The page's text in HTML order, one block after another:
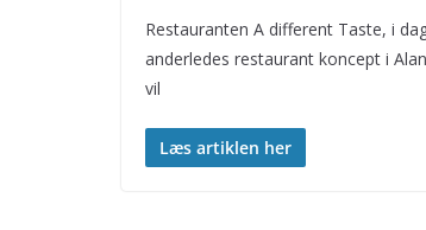
Restauranten A different Taste, i
anderledes restaurant koncept i
vil
Læs artiklen her